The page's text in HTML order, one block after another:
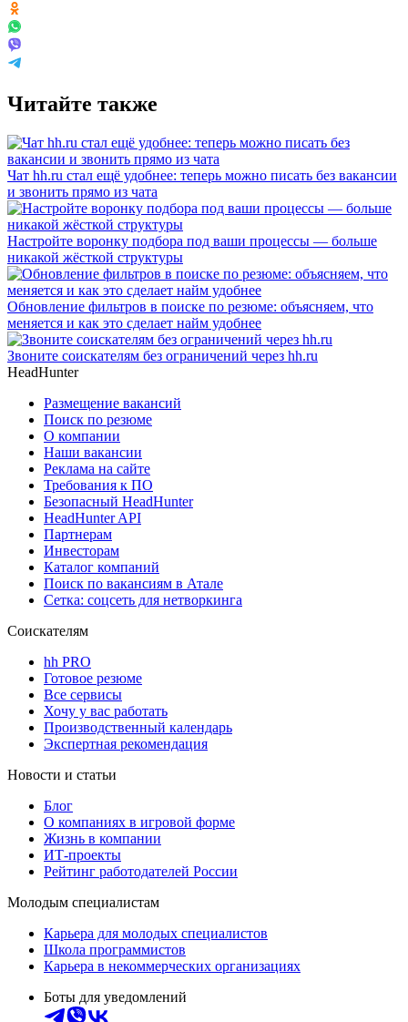
Читайте также
Чат hh.ru стал ещё удобнее: теперь можно писать без вакансии
и звонить прямо из чата
Настройте воронку подбора под ваши процессы — больше
никакой жёсткой структуры
Обновление фильтров в поиске по резюме: объясняем, что
меняется и как это сделает найм удобнее
Звоните соискателям без ограничений через hh.ru
HeadHunter
Размещение вакансий
Поиск по резюме
О компании
Наши вакансии
Реклама на сайте
Требования к ПО
Безопасный HeadHunter
HeadHunter API
Партнерам
Инвесторам
Каталог компаний
Поиск по вакансиям в Атале
Сетка: соцсеть для нетворкинга
Соискателям
hh PRO
Готовое резюме
Все сервисы
Хочу у вас работать
Производственный календарь
Экспертная рекомендация
Новости и статьи
Блог
О компаниях в игровой форме
Жизнь в компании
ИТ-проекты
Рейтинг работодателей России
Молодым специалистам
Карьера для молодых специалистов
Школа программистов
Карьера в некоммерческих организациях
Боты для уведомлений